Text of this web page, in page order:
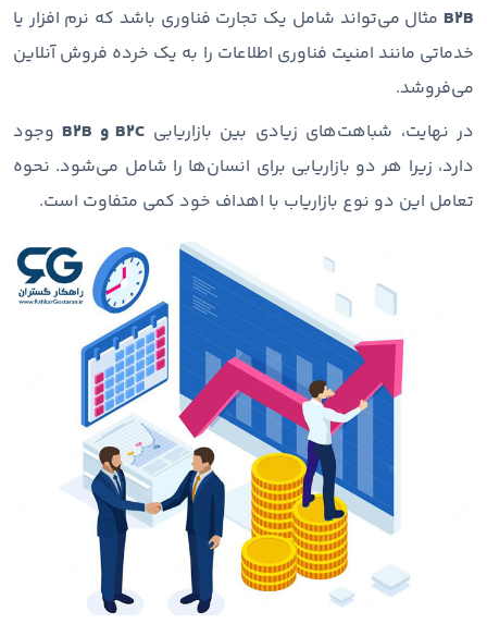
B2B مثال می‌تواند شامل یک تجارت فناوری باشد که نرم افزار یا
خدماتی مانند امنیت فناوری اطلاعات را به یک خرده فروش آنلاین
می‌فروشد.
در نهایت، شباهت‌های زیادی بین بازاریابی B2C و B2B
وجود
دارد، زیرا هر دو بازاریابی برای انسان‌ها را شامل می‌شود. نحوه
تعامل این دو نوع بازاریاب با اهداف خود کمی متفاوت است.